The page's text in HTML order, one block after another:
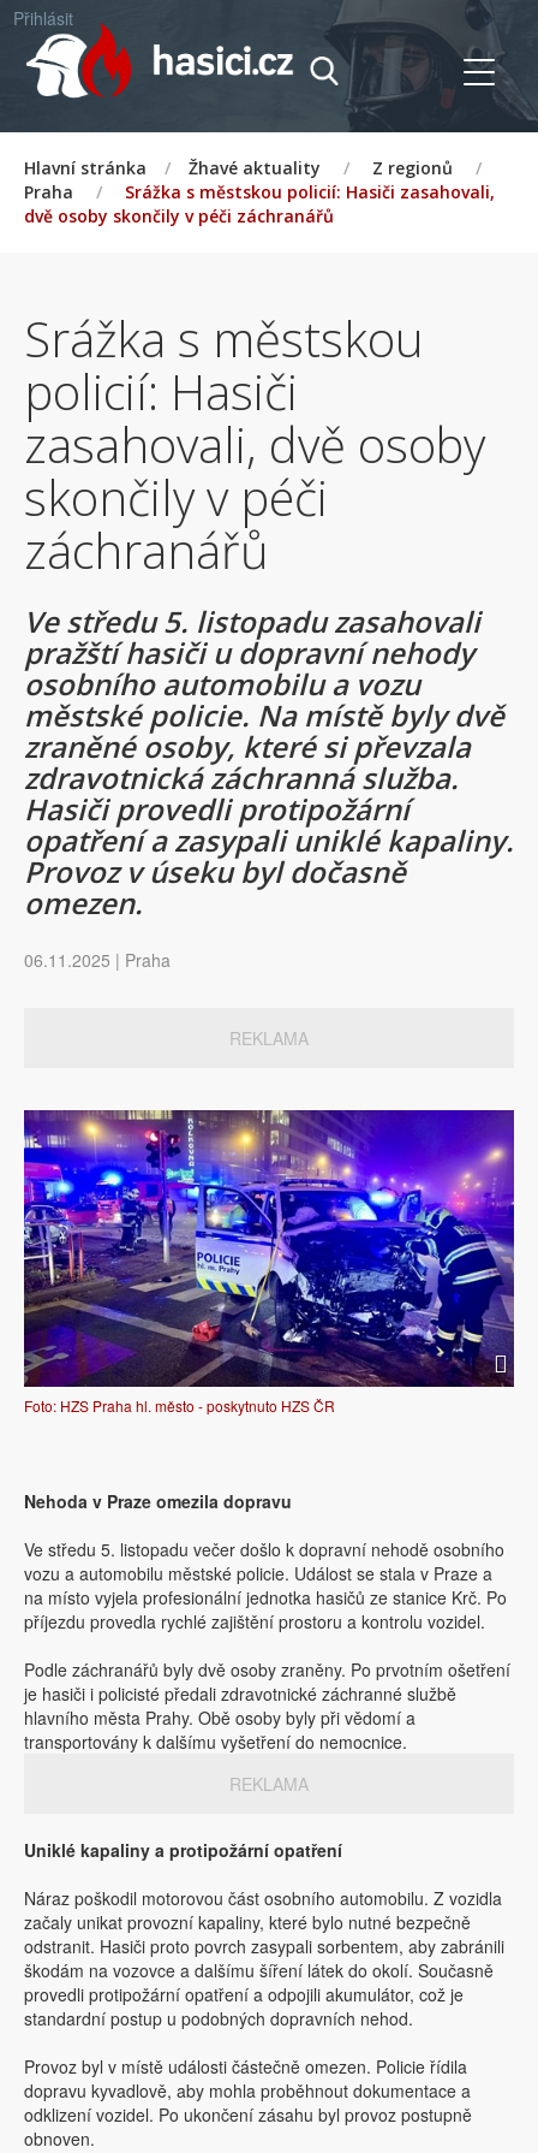
Přihlásit
Hlavní stránka / Žhavé aktuality / Z regionů
/
Praha
/
Srážka s městskou policií: Hasiči zasahovali,
dvě osoby skončily v péči záchranářů
Srážka s městskou
policií: Hasiči
zasahovali, dvě osoby
skončily v péči
záchranářů
Ve středu 5. listopadu zasahovali
pražští hasiči u dopravní nehody
osobního automobilu a vozu
městské policie. Na místě byly dvě
zraněné osoby, které si převzala
zdravotnická záchranná služba.
Hasiči provedli protipožární
opatření a zasypali uniklé kapaliny.
Provoz v úseku byl dočasně
omezen.
06.11.2025 | Praha
REKLAMA
Foto: HZS Praha hl. město - poskytnuto HZS ČR
Nehoda v Praze omezila dopravu
Ve středu 5. listopadu večer došlo k dopravní nehodě osobního
vozu a automobilu městské policie. Událost se stala v Praze a
na místo vyjela profesionální jednotka hasičů ze stanice Krč. Po
příjezdu provedla rychlé zajištění prostoru a kontrolu vozidel.
Podle záchranářů byly dvě osoby zraněny. Po prvotním ošetření
je hasiči i policisté předali zdravotnické záchranné službě
hlavního města Prahy. Obě osoby byly při vědomí a
transportovány k dalšímu vyšetření do nemocnice.
REKLAMA
Uniklé kapaliny a protipožární opatření
Náraz poškodil motorovou část osobního automobilu. Z vozidla
začaly unikat provozní kapaliny, které bylo nutné bezpečně
odstranit. Hasiči proto povrch zasypali sorbentem, aby zabránili
škodám na vozovce a dalšímu šíření látek do okolí. Současně
provedli protipožární opatření a odpojili akumulátor, což je
standardní postup u podobných dopravních nehod.
Provoz byl v místě události částečně omezen. Policie řídila
dopravu kyvadlově, aby mohla proběhnout dokumentace a
odklizení vozidel. Po ukončení zásahu byl provoz postupně
obnoven.